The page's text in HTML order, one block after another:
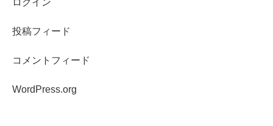
ログイン
投稿フィード
コメントフィード
WordPress.org